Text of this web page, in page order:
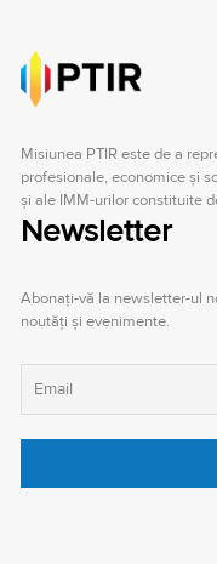
Misiunea PTIR este de a
profesionale, economice şi
şi ale IMM-urilor constituite
Newsletter
Abonați-vă la newsletter-ul
noutăți și evenimente.